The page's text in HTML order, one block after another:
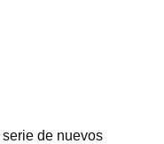
de nuevos